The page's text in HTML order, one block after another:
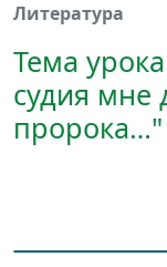
Литература
Тема
судия мне
пророка…"